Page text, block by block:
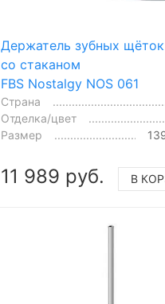
Держатель зубных
со стаканом
FBS Nostalgy NOS 061
Страна
Отделка/цвет
Размер
11 989 руб. В